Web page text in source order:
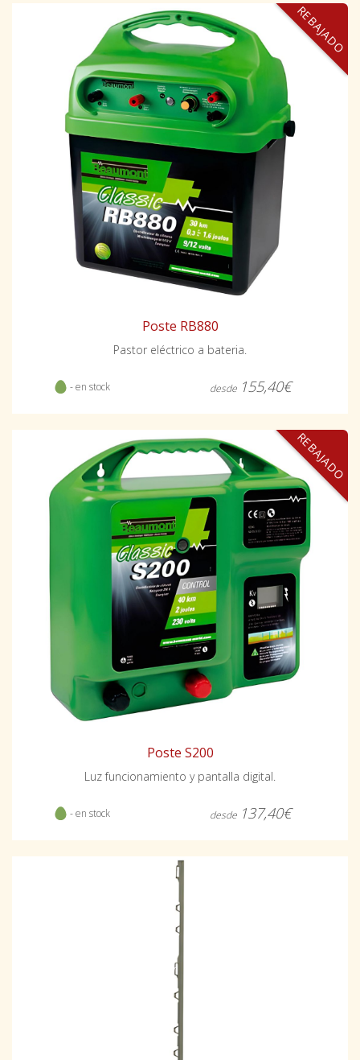
REBAJADO
Poste RB880
Pastor eléctrico a bateria.
- en stock desde 155,40€
REBAJADO
Poste S200
Luz funcionamiento y pantalla digital.
- en stock desde 137,40€